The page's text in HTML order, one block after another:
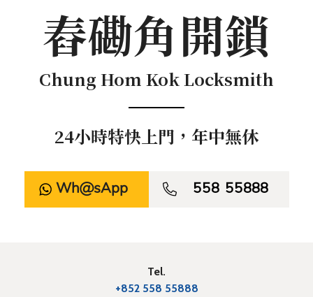
舂磡角開鎖
Chung Hom Kok Locksmith
24小時特快上門，年中無休
WhatsApp  558 55888
Tel.
+852 558 55888